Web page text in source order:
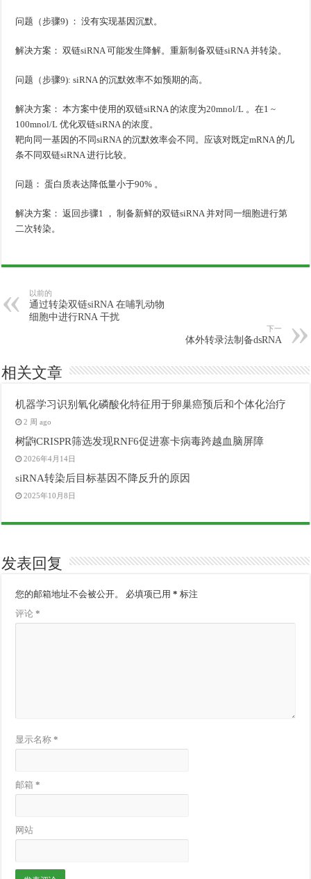
问题（步骤9) ： 没有实现基因沉默。
解决方案： 双链siRNA 可能发生降解。重新制备双链siRNA 并转染。
问题（步骤9): siRNA 的沉默效率不如预期的高。
解决方案： 本方案中使用的双链siRNA 的浓度为20mnol/L 。在1 ~
100mnol/L 优化双链siRNA 的浓度。
靶向同一基因的不同siRNA 的沉默效率会不同。应该对既定mRNA 的几
条不同双链siRNA 进行比较。
问题： 蛋白质表达降低量小于90% 。
解决方案： 返回步骤1 ， 制备新鲜的双链siRNA 并对同一细胞进行第
二次转染。
以前的
通过转染双链siRNA 在哺乳动物
细胞中进行RNA 干扰
下一
体外转录法制备dsRNA
相关文章
机器学习识别氧化磷酸化特征用于卵巢癌预后和个体化治疗
2 周 ago
树鼩CRISPR筛选发现RNF6促进寨卡病毒跨越血脑屏障
2026年4月14日
siRNA转染后目标基因不降反升的原因
2025年10月8日
发表回复
您的邮箱地址不会被公开。 必填项已用* 标注
评论*
显示名称*
邮箱*
网站